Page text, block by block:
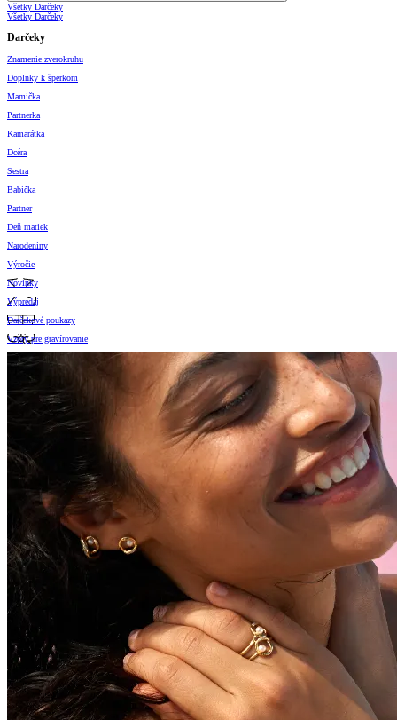
Všetky Darčeky
Všetky Darčeky
Darčeky
Znamenie zverokruhu
Doplnky k šperkom
Mamička
Partnerka
Kamarátka
Dcéra
Sestra
Babička
Partner
Deň matiek
Narodeniny
Výročie
Novinky
Výpredaj
Darčekové poukazy
Vzory pre gravírovanie